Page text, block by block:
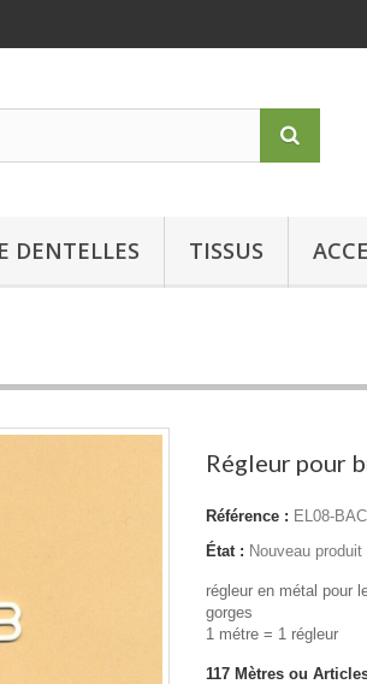
DENTELLES TISSUS
Régleur pour
Référence : EL08-
État : Nouveau produit
régleur en métal pour
gorges
1 métre = 1 régleur
117 Mètres ou